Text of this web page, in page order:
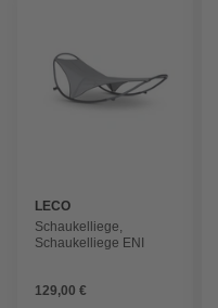
LECO
Schaukelliege,
Schaukelliege ENI
129,00 €